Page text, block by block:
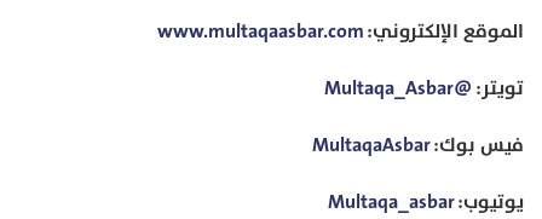
الموقع الإلكتروني:www.multaqaasbar.com
تويتر:@Multaqa_Asbar
فيس بوك:MultaqaAsbar
يوتيوب:Multaqa_asbar